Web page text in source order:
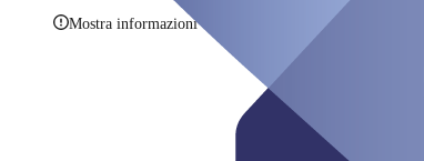
Mostra informazioni